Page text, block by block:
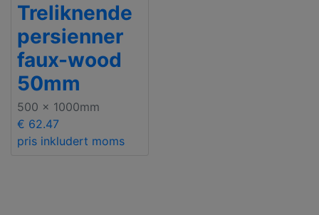
Treliknende
persienner
faux-wood
50mm
500 x 1000mm
€ 62.47
pris inkludert moms